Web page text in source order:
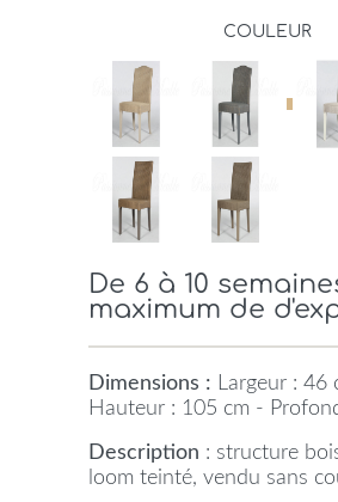
COULEUR
De 6 à 10
maximum de
Dimensions : Largeur : 46
Hauteur : 105 cm -
Description : structure
loom teinté, vendu sans